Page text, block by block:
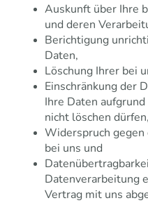
Auskunft über Ihre
und deren
Berichtigung
Daten,
Löschung Ihrer bei
Einschränkung der
Ihre Daten
nicht löschen dürfen,
Widerspruch
bei uns und
Datenverarbeitung
Vertrag mit uns